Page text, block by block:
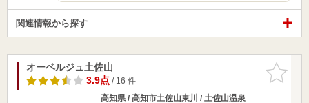
関連情報から探す
お気に入
りに追加
オーベルジュ土佐山
3.9点/ 16 件
高知県 / 高知市土佐山東川 / 土佐山温泉